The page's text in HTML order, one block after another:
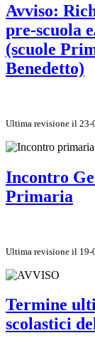
Avviso:
pre-scuola
(scuole
Benedetto)
Ultima revisione il 23-
Incontro
Primaria
Ultima revisione il 19-
Termine
scolastici